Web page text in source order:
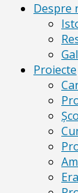
Despre
Proiecte